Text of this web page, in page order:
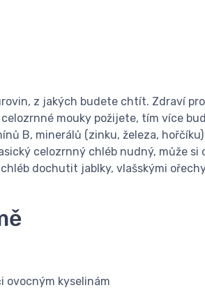
z jakých budete chtít. Zdraví
mouky požijete, tím více
B, minerálů (zinku, železa,
celozrnný chléb nudný, může si
dochutit jablky, vlašskými
ovocným kyselinám